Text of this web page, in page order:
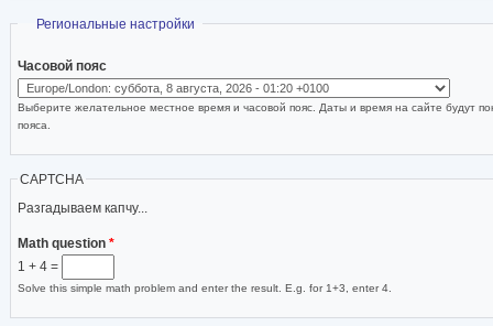
Скрыть
Региональные настройки
Часовой пояс
Выберите желательное местное время и часовой пояс. Даты и время на сайте будут
пояса.
CAPTCHA
Разгадываем капчу...
Math question *
1 + 4 =
Solve this simple math problem and enter the result. E.g. for 1+3, enter 4.